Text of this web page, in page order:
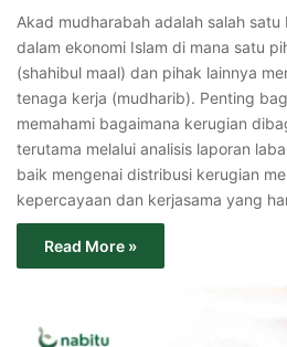
Akad mudharabah adalah salah
dalam ekonomi Islam di mana satu
(shahibul maal) dan pihak lainnya
tenaga kerja (mudharib). Penting
memahami bagaimana kerugian
terutama melalui analisis laporan
baik mengenai distribusi kerugian
kepercayaan dan kerjasama yang
Read More »